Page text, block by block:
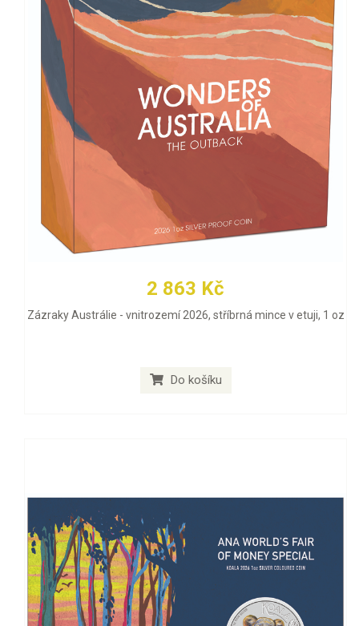
2 863 Kč
Zázraky Austrálie - vnitrozemí 2026, stříbrná mince v etuji, 1 oz
Do košíku